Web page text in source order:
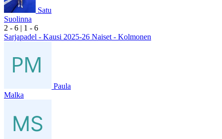
Satu
Suolinna
2 - 6 | 1 - 6
Sarjapadel - Kausi 2025-26 Naiset - Kolmonen
Paula
Malka